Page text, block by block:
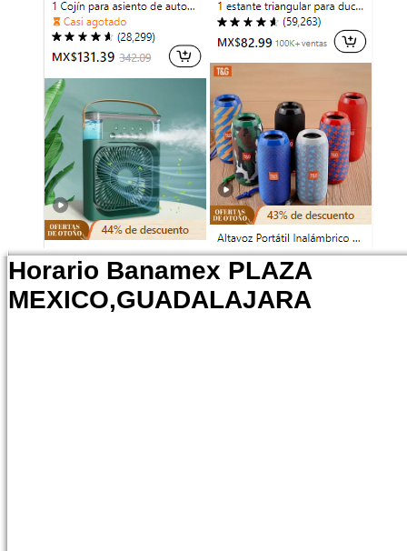
Horario Banamex PLAZA
MEXICO,GUADALAJARA